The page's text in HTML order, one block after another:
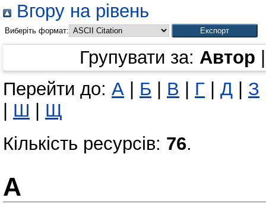
Вгору на рівень
Виберіть формат:
Групувати за: Автор
Перейти до: А Б В Г Д З
Ш
Щ
Кількість ресурсів: 76.
А